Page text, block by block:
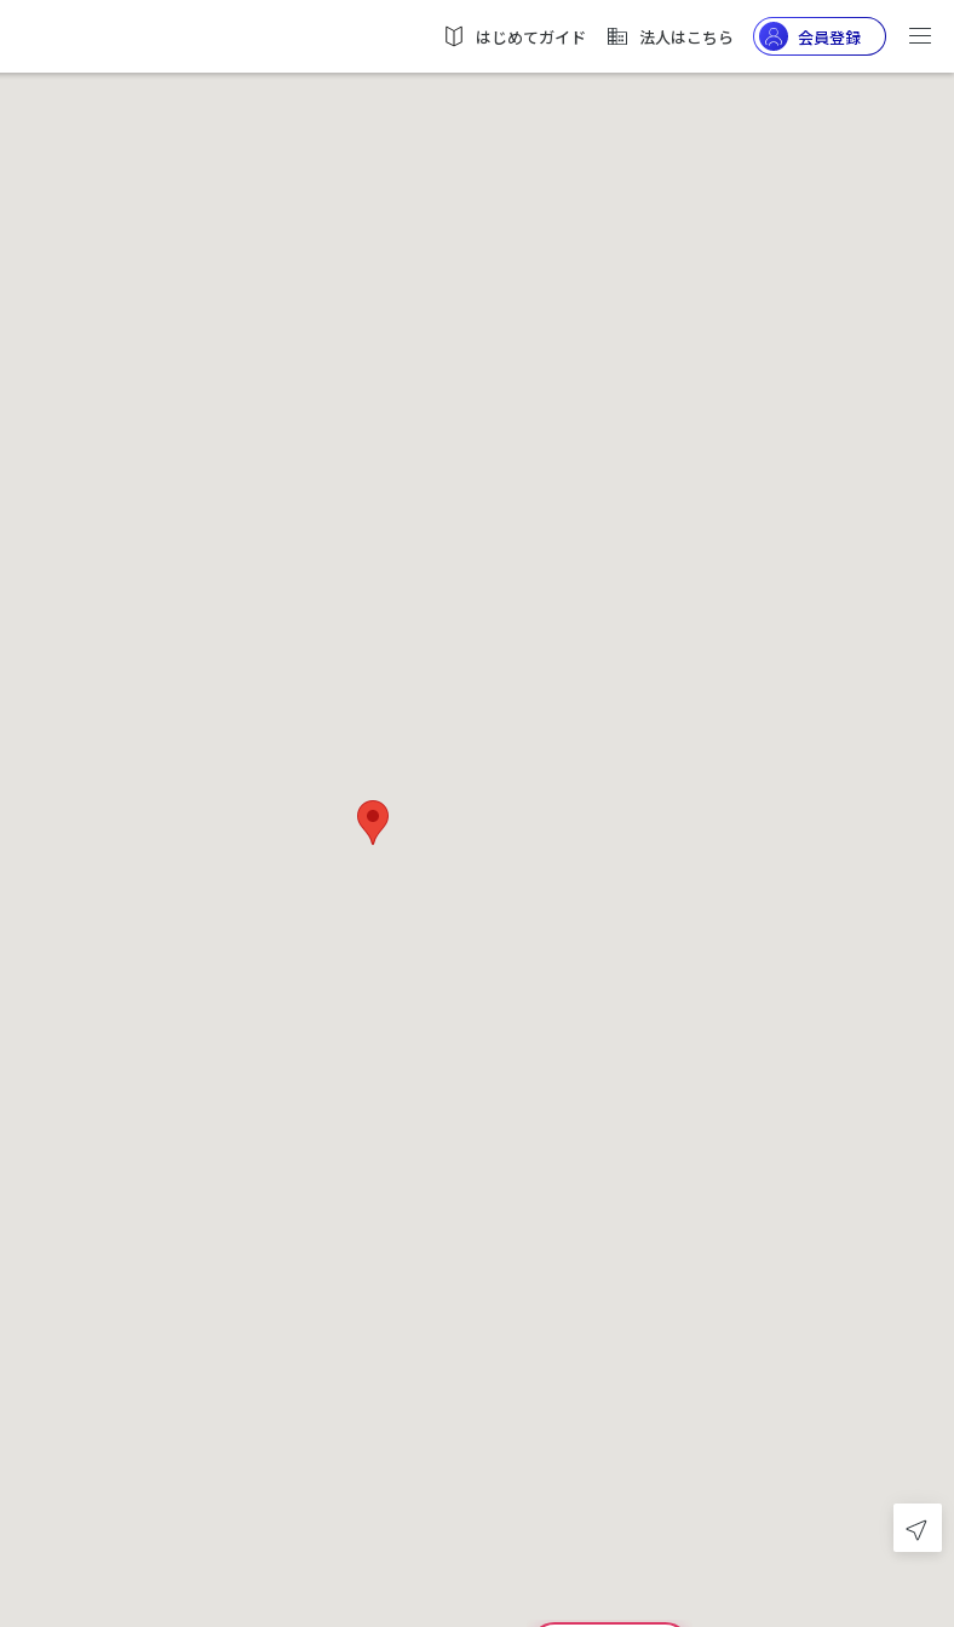
はじめてガイド 法人はこちら 会員登録